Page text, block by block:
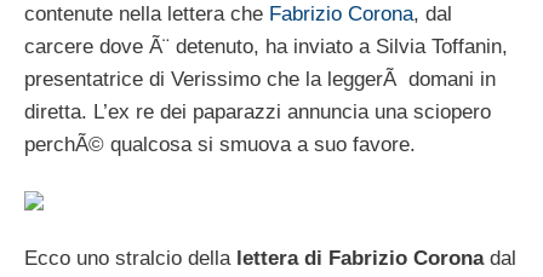
contenute nella lettera che Fabrizio Corona, dal
carcere dove Ã¨ detenuto, ha inviato a Silvia Toffanin,
presentatrice di Verissimo che la leggerÃ domani in
diretta. L’ex re dei paparazzi annuncia una sciopero
perchÃ© qualcosa si smuova a suo favore.
Ecco uno stralcio della lettera di Fabrizio Coronadal